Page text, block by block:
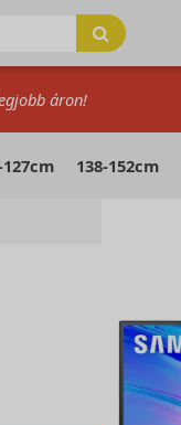
áron!
127cm 138-152cm